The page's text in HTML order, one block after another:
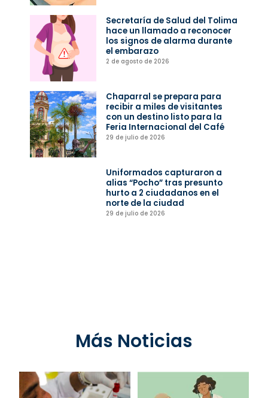
Secretaría de Salud del Tolima
hace un llamado a reconocer
los signos de alarma durante
el embarazo
2 de agosto de 2026
Chaparral se prepara para
recibir a miles de visitantes
con un destino listo para la
Feria Internacional del Café
29 de julio de 2026
Uniformados capturaron a
alias “Pocho” tras presunto
hurto a 2 ciudadanos en el
norte de la ciudad
29 de julio de 2026
Más Noticias